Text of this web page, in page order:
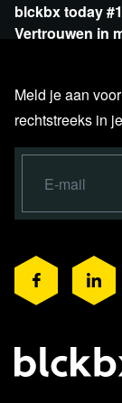
blckbx today
Vertrouwen in
Meld je aan
rechtstreeks in